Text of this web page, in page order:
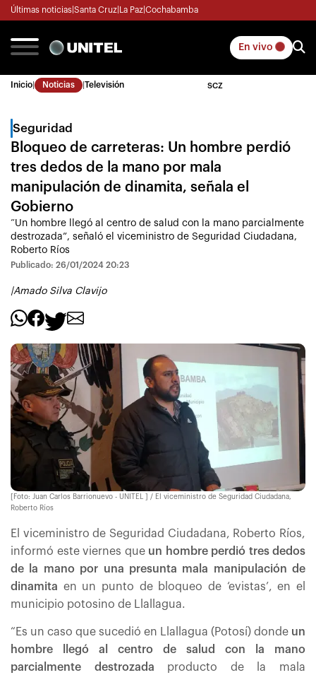
Últimas noticias Santa Cruz La Paz Cochabamba
En vivo
Inicio Noticias Televisión SCZ
Seguridad
Bloqueo de carreteras: Un hombre perdió
tres dedos de la mano por mala
manipulación de dinamita, señala el
Gobierno
“Un hombre llegó al centro de salud con la mano parcialmente
destrozada”, señaló el viceministro de Seguridad Ciudadana,
Roberto Ríos
Publicado: 26/01/2024 20:23
|Amado Silva Clavijo
[Foto: Juan Carlos Barrionuevo - UNITEL ] / El viceministro de Seguridad Ciudadana,
Roberto Ríos
El viceministro de Seguridad Ciudadana, Roberto Ríos,
informó este viernes que un hombre perdió tres dedos
de la mano por una presunta mala manipulación de
dinamita en un punto de bloqueo de ‘evistas’, en el
municipio potosino de Llallagua.
“Es un caso que sucedió en Llallagua (Potosí) donde un
hombre llegó al centro de salud con la mano
parcialmente destrozada producto de la mala